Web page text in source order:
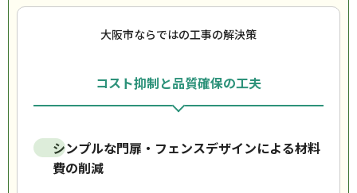
大阪市ならではの工事の解決策
コスト抑制と品質確保の工夫
シンプルな門扉・フェンスデザインによる材料
費の削減